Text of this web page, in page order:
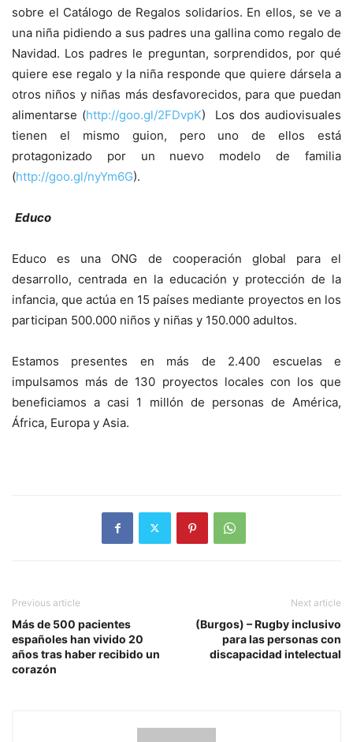
sobre el Catálogo de Regalos solidarios. En ellos, se ve a
una niña pidiendo a sus padres una gallina como regalo de
Navidad. Los padres le preguntan, sorprendidos, por qué
quiere ese regalo y la niña responde que quiere dársela a
otros niños y niñas más desfavorecidos, para que puedan
alimentarse (http://goo.gl/2FDvpK) Los dos audiovisuales
tienen el mismo guion, pero uno de ellos está
protagonizado por un nuevo modelo de familia
(http://goo.gl/nyYm6G).
Educo
Educo es una ONG de cooperación global para el
desarrollo, centrada en la educación y protección de la
infancia, que actúa en 15 países mediante proyectos en los
participan 500.000 niños y niñas y 150.000 adultos.
Estamos presentes en más de 2.400 escuelas e
impulsamos más de 130 proyectos locales con los que
beneficiamos a casi 1 millón de personas de América,
África, Europa y Asia.
Previous article
Más de 500 pacientes
españoles han vivido 20
años tras haber recibido un
corazón
Next article
(Burgos) – Rugby inclusivo
para las personas con
discapacidad intelectual